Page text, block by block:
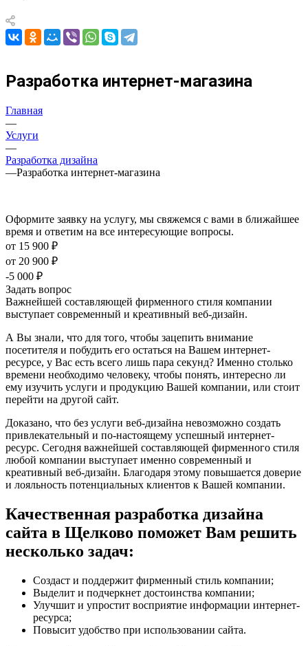
Разработка интернет-магазина
Главная
—
Услуги
—
Разработка дизайна
—Разработка интернет-магазина
Оформите заявку на услугу, мы свяжемся с вами в ближайшее
время и ответим на все интересующие вопросы.
от 15 900 ₽
от 20 900 ₽
-5 000 ₽
Задать вопрос
Важнейшей составляющей фирменного стиля компании
выступает современный и креативный веб-дизайн.
А Вы знали, что для того, чтобы зацепить внимание
посетителя и побудить его остаться на Вашем интернет-
ресурсе, у Вас есть всего лишь пара секунд? Именно столько
времени необходимо человеку, чтобы понять, интересно ли
ему изучить услуги и продукцию Вашей компании, или стоит
перейти на другой сайт.
Доказано, что без услуги веб-дизайна невозможно создать
привлекательный и по-настоящему успешный интернет-
ресурс. Сегодня важнейшей составляющей фирменного стиля
любой компании выступает именно современный и
креативный веб-дизайн. Благодаря этому повышается доверие
и лояльность потенциальных клиентов к Вашей компании.
Качественная разработка дизайна
сайта в Щелково поможет Вам решить
несколько задач:
Создаст и поддержит фирменный стиль компании;
Выделит и подчеркнет достоинства компании;
Улучшит и упростит восприятие информации интернет-
ресурса;
Повысит удобство при использовании сайта.